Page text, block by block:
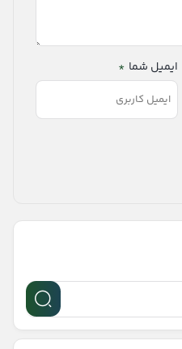
ایمیل شما *